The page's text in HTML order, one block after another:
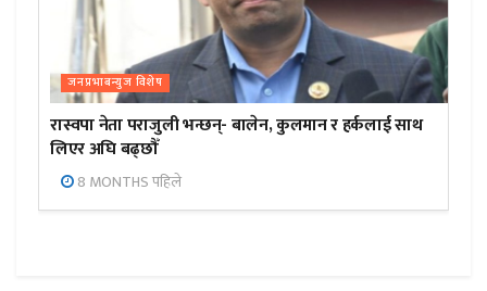
जनप्रभाबन्युज विशेष
रास्वपा नेता पराजुली भन्छन्- बालेन, कुलमान र हर्कलाई साथ
लिएर अघि बढ्छौँ
8 MONTHS पहिले